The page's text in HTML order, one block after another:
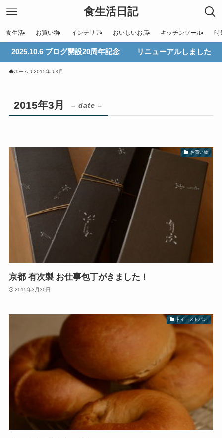
食生活日記
食生活 お買い物 インテリア おいしいお店 キッチンツール 時
2025.10.6 ブログ開設20周年記念 リニューアルしました
ホーム 2015年 3月
2015年3月 – date –
お買い物
京都 有次製 お仕事包丁がきました！
2015年3月30日
├ イーストパン